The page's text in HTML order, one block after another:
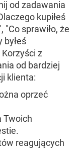
od zadawania
kupiłeś
"Co sprawiło, że
byłeś
z
od bardziej
klienta:
oprzeć
Twoich
reagujących